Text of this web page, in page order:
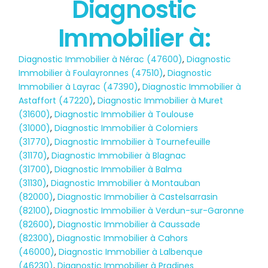
Diagnostic
Immobilier à:
Diagnostic Immobilier à Nérac (47600),Diagnostic
Immobilier à Foulayronnes (47510),Diagnostic
Immobilier à Layrac (47390),Diagnostic Immobilier à
Astaffort (47220),Diagnostic Immobilier à Muret
(31600),Diagnostic Immobilier à Toulouse
(31000),Diagnostic Immobilier à Colomiers
(31770),Diagnostic Immobilier à Tournefeuille
(31170),Diagnostic Immobilier à Blagnac
(31700),Diagnostic Immobilier à Balma
(31130),Diagnostic Immobilier à Montauban
(82000),Diagnostic Immobilier à Castelsarrasin
(82100),Diagnostic Immobilier à Verdun-sur-Garonne
(82600),Diagnostic Immobilier à Caussade
(82300),Diagnostic Immobilier à Cahors
(46000),Diagnostic Immobilier à Lalbenque